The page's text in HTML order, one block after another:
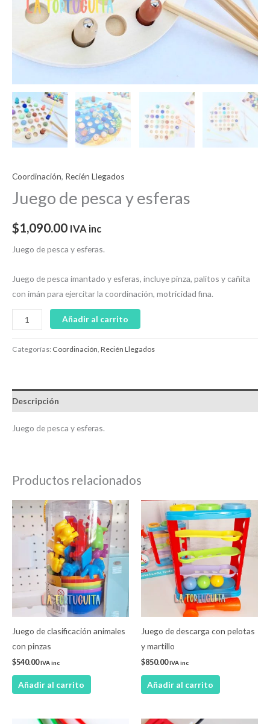
Coordinación, Recién Llegados
Juego de pesca y esferas
$1,090.00 IVA inc
Juego de pesca y esferas.
Juego de pesca imantado y esferas, incluye pinza, palitos y cañita
con imán para ejercitar la coordinación, motricidad fina.
Añadir al carrito
Categorías: Coordinación, Recién Llegados
Descripción
Juego de pesca y esferas.
Productos relacionados
Juego de clasificación animales
con pinzas
$540.00IVA inc
Añadir al carrito
Juego de descarga con pelotas
y martillo
$850.00IVA inc
Añadir al carrito